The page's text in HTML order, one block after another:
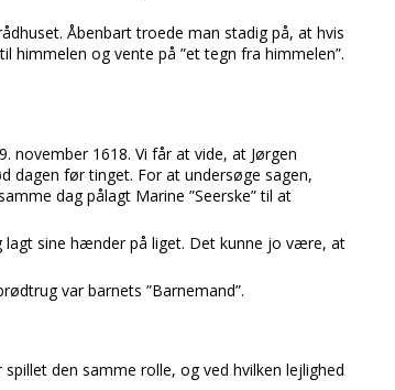
Åbenbart troede man stadig på, at hvis
himmelen og vente på ”et tegn fra himmelen”.
november 1618. Vi får at vide, at Jørgen
dagen før tinget. For at undersøge sagen,
dag pålagt Marine ”Seerske” til at
sine hænder på liget. Det kunne jo være, at
var barnets ”Barnemand”.
den samme rolle, og ved hvilken lejlighed